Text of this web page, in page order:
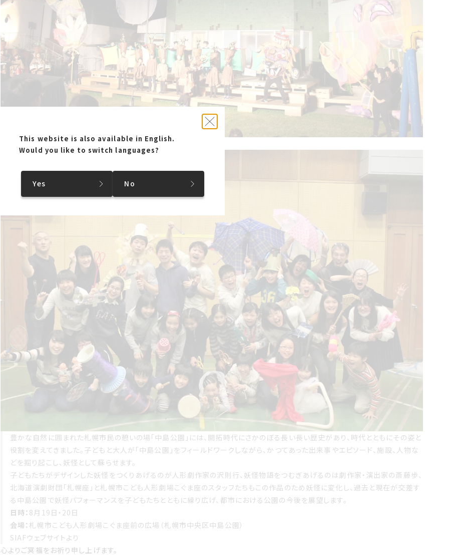
This website is also available in English.
Would you like to switch languages?
Yes No
豊かな自然に囲まれた札幌市民の憩いの場「中島公園」には、開拓時代にさかのぼる長い長い歴史があり、時代とともにその姿と
役割を変えてきました。子どもと大人が「中島公園」をフィールドワークしながら、かつてあった出来事やエピソード、施設、人物な
どを掘り起こし、妖怪として蘇らせます。
子どもたちがデザインした妖怪をつくりあげるのが人形劇作家の沢則行、妖怪物語をつむぎあげるのは劇作家・演出家の斎藤歩、
北海道演劇財団「札幌座」と札幌市こども人形劇場こぐま座のスタッフたちもこの作品のため妖怪に変化し、過去と現在が交差す
る中島公園で妖怪パフォーマンスを子どもたちとともに繰り広げ、都市における公園の今後を展望します。
日時： 8月19日・20日
会場：札幌市こども人形劇場こぐま座前の広場（札幌市中央区中島公園）
SIAFウェブサイトより
心よりご冥福をお祈り申し上げます。